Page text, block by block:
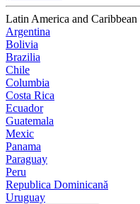
Latin America and Caribbean
Argentina
Bolivia
Brazilia
Chile
Columbia
Costa Rica
Ecuador
Guatemala
Mexic
Panama
Paraguay
Peru
Republica Dominicană
Uruguay